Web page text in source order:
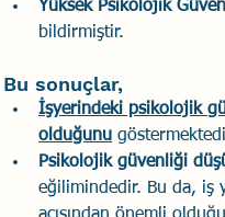
Yüksek Psikolojik
bildirmiştir.
Bu sonuçlar,
İşyerindeki psikolojik
olduğunu
Psikolojik güvenliği
eğilimindedir. Bu da, iş